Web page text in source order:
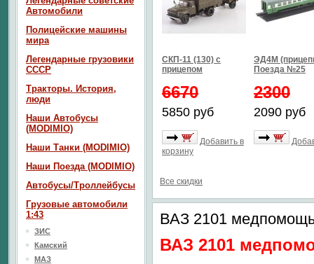
СКП-11 (130) с
прицепом
6670
5850 руб
Добавить в
корзину
ЭД4М
Поезда №25
2300
2090 руб
Все скидки
ВАЗ 2101
ВАЗ 2101
Автомобили
Полицейские машины
мира
Легендарные грузовики
СССР
Тракторы. История,
люди
Наши Автобусы
(MODIMIO)
Наши Танки (MODIMIO)
Наши Поезда (MODIMIO)
Автобусы/Троллейбусы
Грузовые автомобили
1:43
ЗИС
Камский
МАЗ